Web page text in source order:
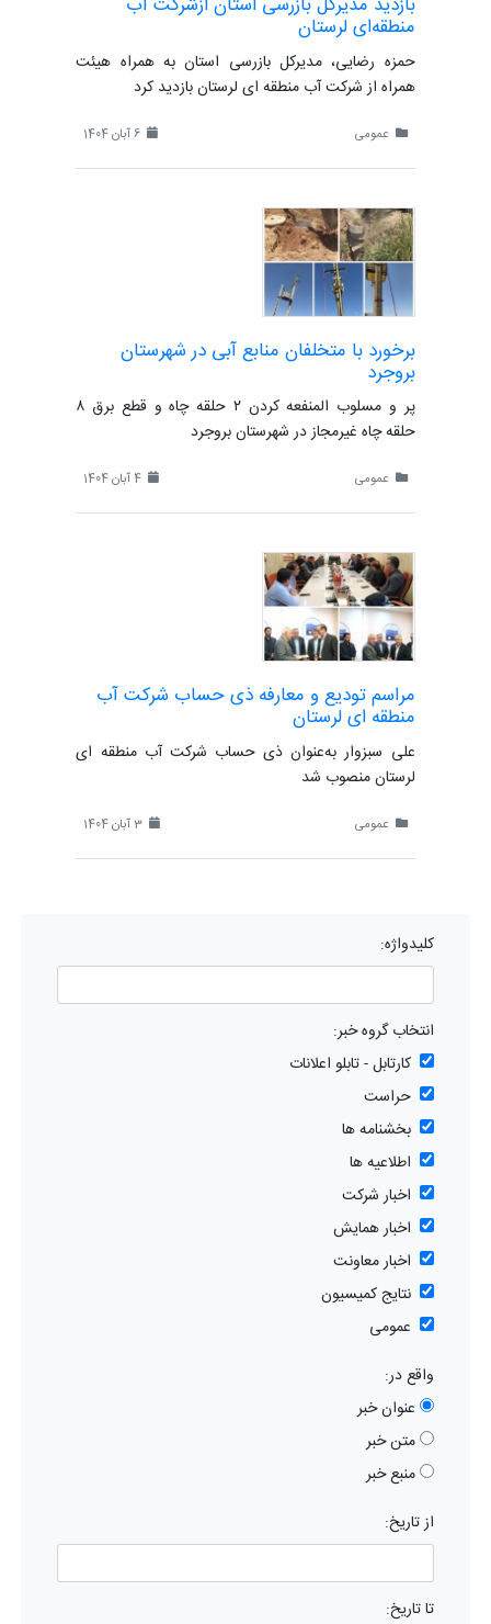
منطقه‌ای لرستان
حمزه رضایی، مدیرکل بازرسی استان به همراه هیئت
همراه از شرکت آب منطقه ای لرستان بازدید کرد
عمومی
برخورد با متخلفان منابع آبی در شهرستان
بروجرد
پر و مسلوب المنفعه کردن ۲ حلقه چاه و قطع برق ۸
حلقه چاه غیرمجاز در شهرستان بروجرد
عمومی
مراسم تودیع و معارفه ذی حساب شرکت آب
منطقه ای لرستان
علی سبزوار به‌عنوان ذی حساب شرکت آب منطقه ای
لرستان منصوب شد
عمومی
کلیدواژه:
انتخاب گروه خبر:
کارتابل - تابلو اعلانات
حراست
بخشنامه ها
اطلاعیه ها
اخبار شرکت
اخبار همایش
اخبار معاونت
نتایج کمیسیون
عمومی
واقع در:
عنوان خبر
متن خبر
منبع خبر
از تاریخ:
تا تاریخ: